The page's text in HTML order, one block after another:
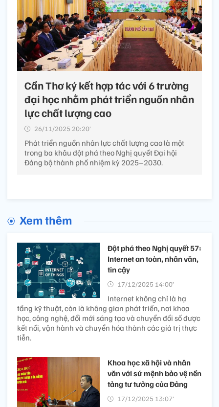
Cần Thơ ký kết hợp tác với 6 trường
đại học nhằm phát triển nguồn nhân
lực chất lượng cao
26/11/2025 20:20’
Phát triển nguồn nhân lực chất lượng cao là một
trong ba khâu đột phá theo Nghị quyết Đại hội
Đảng bộ thành phố nhiệm kỳ 2025–2030.
Xem thêm
Đột phá theo Nghị quyết 57:
Internet an toàn, nhân văn,
tin cậy
17/12/2025 14:00’
Internet không chỉ là hạ
tầng kỹ thuật, còn là không gian phát triển, nơi khoa
học, công nghệ, đổi mới sáng tạo và chuyển đổi số được
kết nối, vận hành và chuyển hóa thành các giá trị thực
tiễn.
Khoa học xã hội và nhân
văn với sứ mệnh bảo vệ nền
tảng tư tưởng của Đảng
17/12/2025 13:07’